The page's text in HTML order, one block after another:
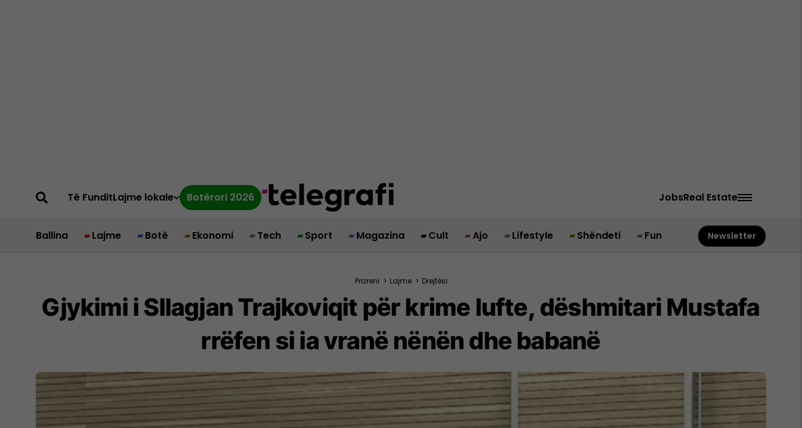
Të FunditLajme lokale Botërori 2026 JobsReal Estate
Ballina Lajme Botë Ekonomi Tech Sport Magazina Cult Ajo Lifestyle Shëndeti Fun Newsletter
Prizreni > Lajme > Drejtësi
Gjykimi i Sllagjan Trajkoviqit për krime lufte, dëshmitari Mustafa
rrëfen si ia vranë nënën dhe babanë